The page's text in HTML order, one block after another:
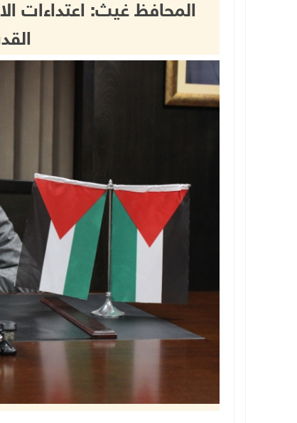
المحافظ غيث: اعتداءات